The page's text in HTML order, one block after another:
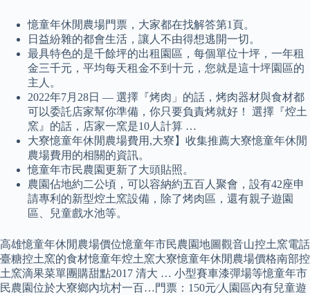
憶童年休閒農場門票，大家都在找解答第1頁。
日益紛雜的都會生活，讓人不由得想逃開一切。
最具特色的是千餘坪的出租園區，每個單位十坪，一年租
金三千元，平均每天租金不到十元，您就是這十坪園區的
主人。
2022年7月28日 — 選擇『烤肉」的話，烤肉器材與食材都
可以委託店家幫你準備，你只要負責烤就好！ 選擇『焢土
窯』的話，店家一窯是10人計算 …
大寮憶童年休閒農場費用,大寮】收集推薦大寮憶童年休閒
農場費用的相關的資訊。
憶童年市民農園更新了大頭貼照。
農園佔地約二公頃，可以容納約五百人聚會，設有42座申
請專利的新型焢土窯設備，除了烤肉區，還有親子遊園
區、兒童戲水池等。
高雄憶童年休閒農場價位憶童年市民農園地圖觀音山控土窯電話
臺糖控土窯的食材憶童年焢土窯大寮憶童年休閒農場價格南部控
土窯滴果菜單團購甜點2017 清大 … 小型賽車漆彈場等憶童年市
民農園位於大寮鄉內坑村一百…門票：150元∕人園區內有兒童遊